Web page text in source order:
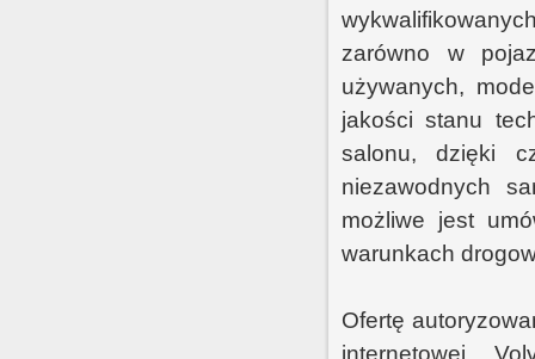
zarówno w
używanych,
jakości stanu
salonu, dzięki
niezawodnych
możliwe jest
warunkach
Ofertę
internetowej